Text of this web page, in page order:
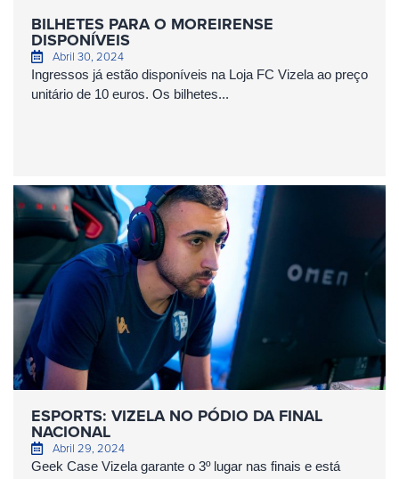
BILHETES PARA O MOREIRENSE
DISPONÍVEIS
Abril 30, 2024
Ingressos já estão disponíveis na Loja FC Vizela ao preço
unitário de 10 euros. Os bilhetes...
ESPORTS: VIZELA NO PÓDIO DA FINAL
NACIONAL
Abril 29, 2024
Geek Case Vizela garante o 3º lugar nas finais e está